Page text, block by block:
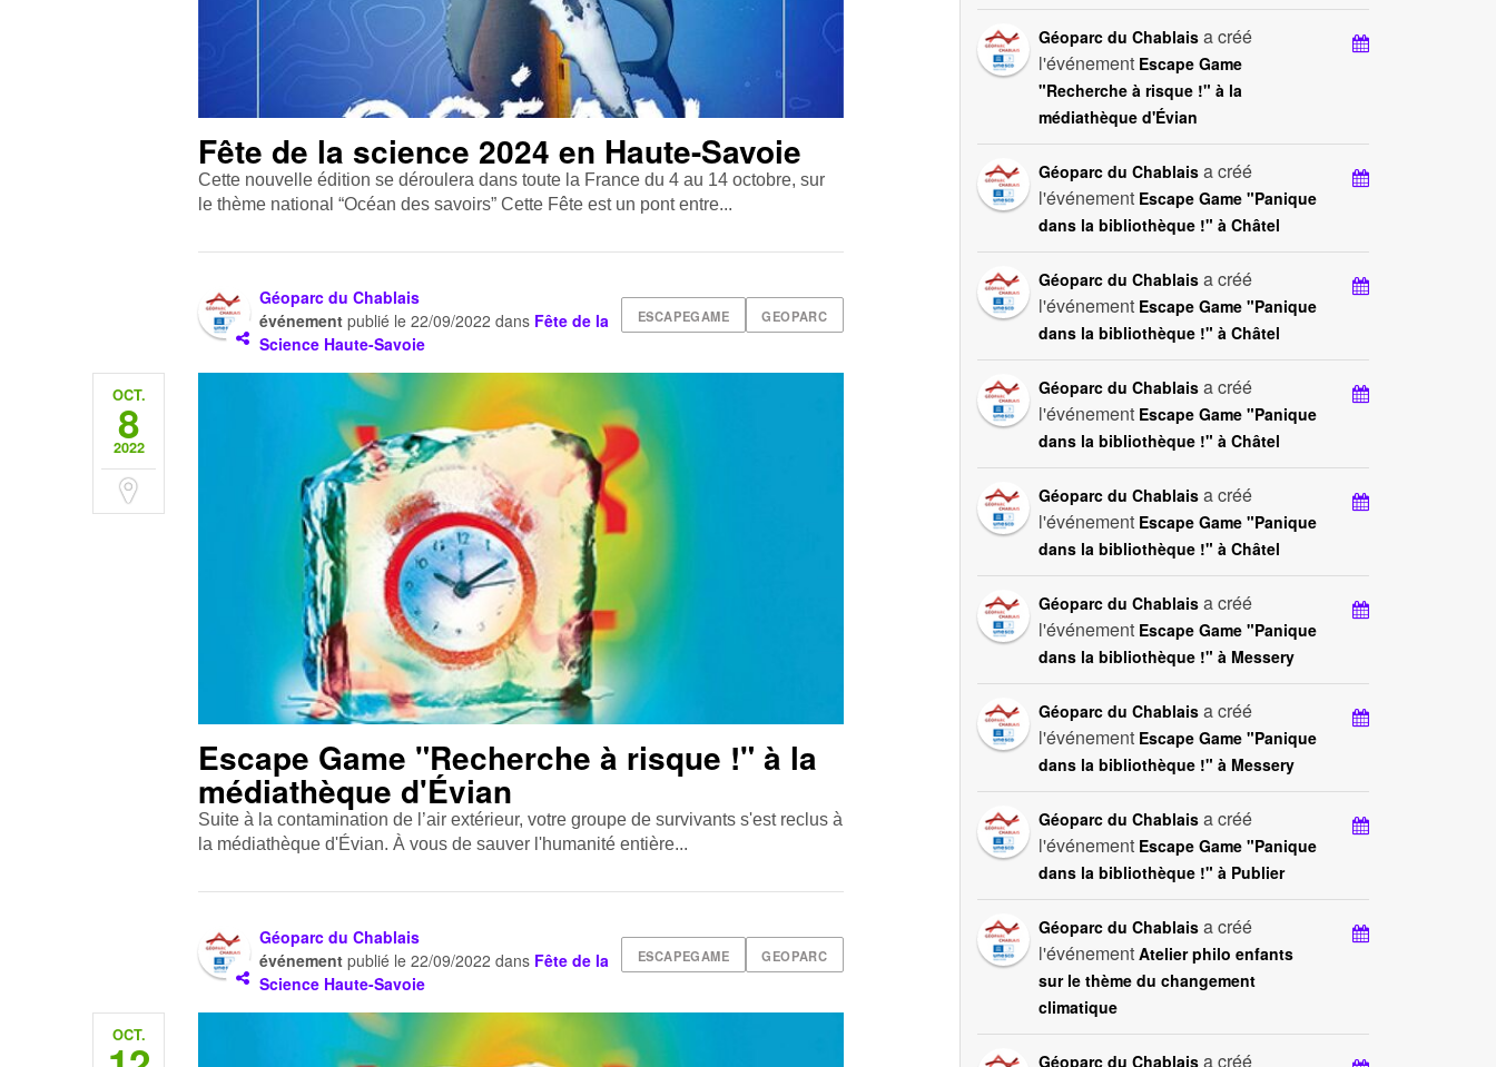
Fête de la science 2024 en Haute-Savoie
Cette nouvelle édition se déroulera dans toute la France du 4 au 14 octobre, sur
le thème national “Océan des savoirs” Cette Fête est un pont entre...
ESCAPEGAME GEOPARC
Géoparc du Chablais
événement publié le22/09/2022 dans Fête de la
Science Haute-Savoie
OCT.
8
2022
Escape Game "Recherche à risque !" à la
médiathèque d'Évian
Suite à la contamination de l’air extérieur, votre groupe de survivants s'est reclus à
la médiathèque d'Évian. À vous de sauver l'humanité entière...
ESCAPEGAME GEOPARC
Géoparc du Chablais
événement publié le22/09/2022 dans Fête de la
Science Haute-Savoie
OCT.
Géoparc du Chablais a créé
l'événement Escape Game
"Recherche à risque !" à la
médiathèque d'Évian
Géoparc du Chablais a créé
l'événement Escape Game "Panique
dans la bibliothèque !" à Châtel
Géoparc du Chablais a créé
l'événement Escape Game "Panique
dans la bibliothèque !" à Châtel
Géoparc du Chablais a créé
l'événement Escape Game "Panique
dans la bibliothèque !" à Châtel
Géoparc du Chablais a créé
l'événement Escape Game "Panique
dans la bibliothèque !" à Châtel
Géoparc du Chablais a créé
l'événement Escape Game "Panique
dans la bibliothèque !" à Messery
Géoparc du Chablais a créé
l'événement Escape Game "Panique
dans la bibliothèque !" à Messery
Géoparc du Chablais a créé
l'événement Escape Game "Panique
dans la bibliothèque !" à Publier
Géoparc du Chablais a créé
l'événement Atelier philo enfants
sur le thème du changement
climatique
Géoparc du Chablais a créé